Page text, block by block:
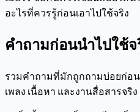
อะไรที่ควรรู้ก่อนเอาไปใช้จริง
คำถามก่อนนำไปใช้จ
รวมคำถามที่มักถูกถามบ่อยก่อ
เพลง เนื้อหา และงานสื่อสารจริง